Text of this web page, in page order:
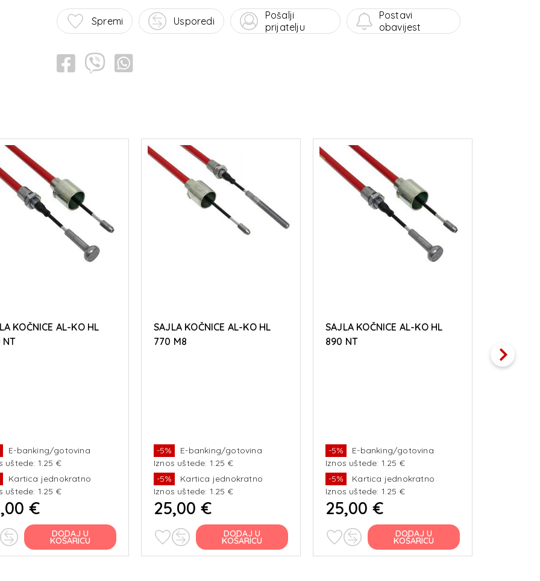
Spremi Usporedi
Pošalji
prijatelju
Postavi
obavijest
KOČNICE AL-KO HL
NT
E-banking/gotovina
uštede: 1.25 €
Kartica jednokratno
uštede: 1.25 €
€
DODAJ U
KOŠARICU
SAJLA KOČNICE AL-KO HL
770 M8
-5%
E-banking/gotovina
Iznos uštede: 1.25 €
-5%
Kartica jednokratno
Iznos uštede: 1.25 €
25,00 €
DODAJ U
KOŠARICU
SAJLA KOČNICE AL-KO HL
890 NT
-5%
E-banking/gotovina
Iznos uštede: 1.25 €
-5%
Kartica jednokratno
Iznos uštede: 1.25 €
25,00 €
DODAJ U
KOŠARICU